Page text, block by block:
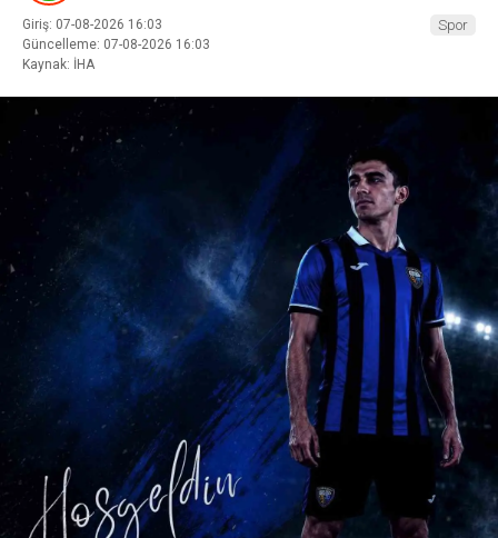
Giriş: 07-08-2026 16:03
Güncelleme: 07-08-2026 16:03
Kaynak: İHA
Spor